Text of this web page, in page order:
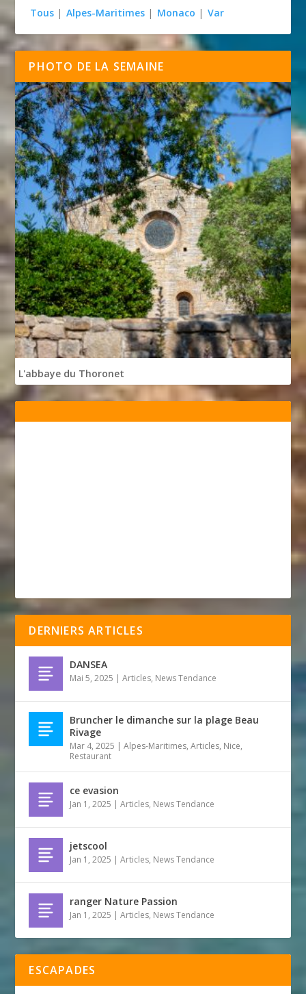
Tous | Alpes-Maritimes | Monaco | Var
PHOTO DE LA SEMAINE
L'abbaye du Thoronet
DERNIERS ARTICLES
DANSEA
Mai 5, 2025 |Articles, News Tendance
Bruncher le dimanche sur la plage Beau
Rivage
Mar 4, 2025 |Alpes-Maritimes,Articles, Nice,
Restaurant
ce evasion
Jan 1, 2025 |Articles, News Tendance
jetscool
Jan 1, 2025 |Articles, News Tendance
ranger Nature Passion
Jan 1, 2025 |Articles, News Tendance
ESCAPADES